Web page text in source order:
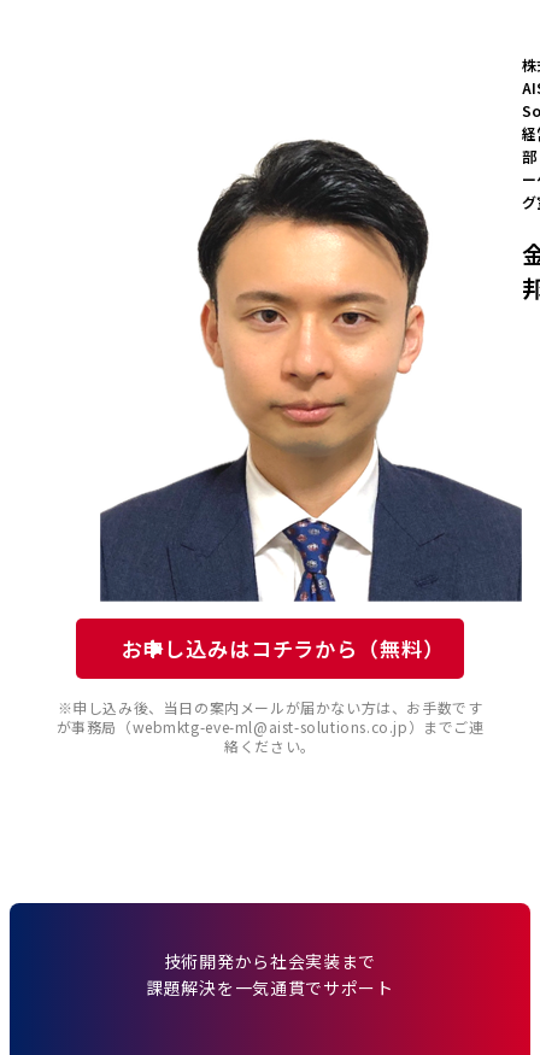
お申し込みはコチラから（無料）
※申し込み後、当日の案内メールが届かない方は、お手数です
が事務局（webmktg-eve-ml@aist-solutions.co.jp）までご連
絡ください。
技術開発から社会実装まで
課題解決を一気通貫でサポート